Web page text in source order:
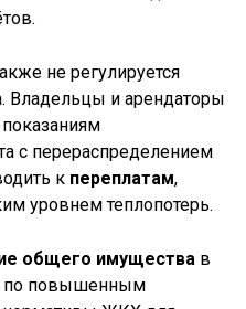
не регулируется
Владельцы и арендаторы
с перераспределением
к переплатам,
уровнем теплопотерь.
общего имущества в
по повышенным